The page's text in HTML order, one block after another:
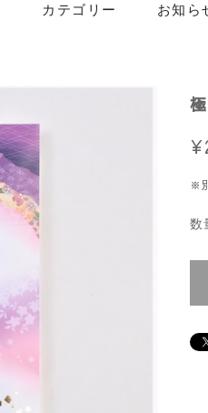
カテゴリー お知ら
※
数